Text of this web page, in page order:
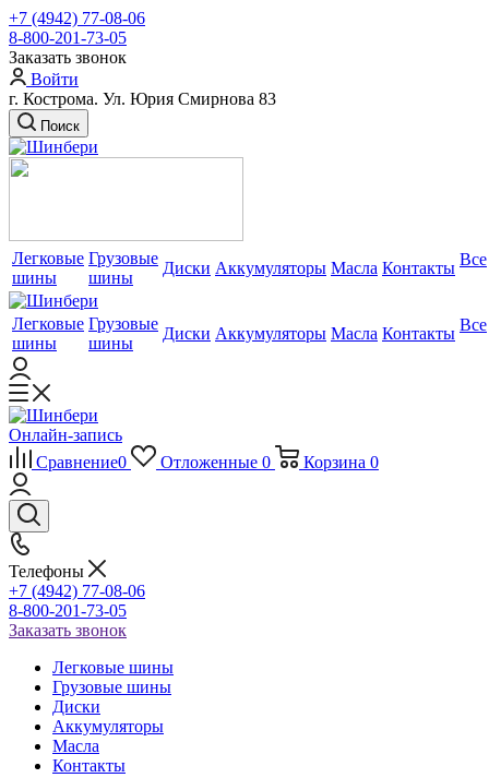
+7 (4942) 77-08-06
8-800-201-73-05
Заказать звонок
Войти
г. Кострома. Ул. Юрия Смирнова 83
Поиск
Легковые
шины
Грузовые
шины
Диски Аккумуляторы Масла Контакты Все
Легковые
шины
Грузовые
шины
Диски Аккумуляторы Масла Контакты Все
Онлайн-запись
Сравнение0 Отложенные 0 Корзина 0
Телефоны
+7 (4942) 77-08-06
8-800-201-73-05
Заказать звонок
Легковые шины
Грузовые шины
Диски
Аккумуляторы
Масла
Контакты